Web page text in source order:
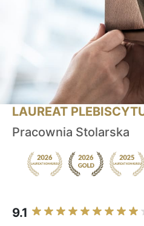
LAUREAT
Pracownia Stolarska
9.1